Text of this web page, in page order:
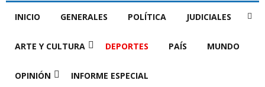
INICIO GENERALES POLÍTICA JUDICIALES
ARTE Y CULTURA DEPORTES PAÍS MUNDO
OPINIÓN INFORME ESPECIAL